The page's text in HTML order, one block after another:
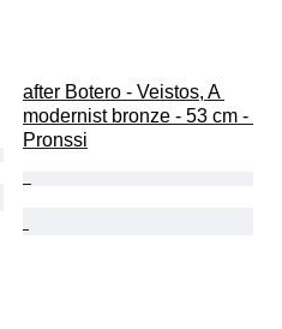
after Botero - Veistos, A
modernist bronze - 53 cm -
Pronssi